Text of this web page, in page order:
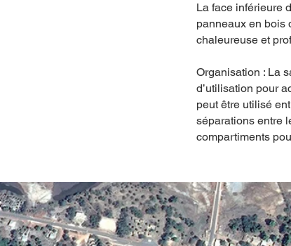
La face inférieure
panneaux en bois
chaleureuse et
Organisation : La
d’utilisation pour
peut être utilisé
séparations entre
compartiments